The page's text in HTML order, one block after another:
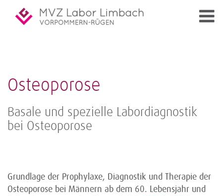
Osteoporose
Basale und spezielle Labordiagnostik
bei Osteoporose
Grundlage der Prophylaxe, Diagnostik und Therapie der
Osteoporose bei Männern ab dem 60. Lebensjahr und